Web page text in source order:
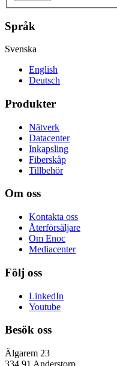
Språk
Svenska
English
Deutsch
Produkter
Nätverk
Datacenter
Inkapsling
Fiberskåp
Tillbehör
Om oss
Kontakta oss
Återförsäljare
Om Enoc
Mediacenter
Följ oss
LinkedIn
Youtube
Besök oss
Älgarem 23
334 91 Anderstorp